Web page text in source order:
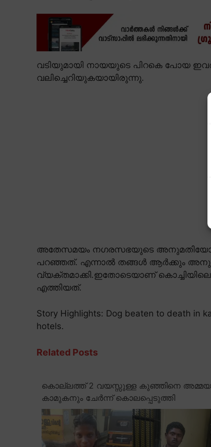
വടിയുമായി നായയുടെ പിറകെ പോയ ഇവർ
വലിച്ചെറിയുകയായിരുന്നു.
അതേസമയം നഗരസഭയുടെ
പറഞ്ഞത്. എന്നാൽ തങ്ങൾ ആർക്കും
വ്യക്തമാക്കി.ഇതോടെയാണ് കൊച്ചിയിലെ
എത്തിയത്.
Story Highlights: Dog beaten to death in
hotels.
Related Posts
കൊല്ലത്ത് 2 വയസ്സുള്ള കുഞ്ഞിനെ
കാമുകനും ചേർന്ന് കൊലപ്പെടുത്തി